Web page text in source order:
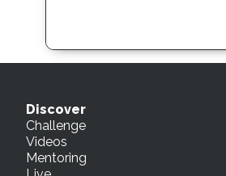
Discover
Challenge
Videos
Mentoring